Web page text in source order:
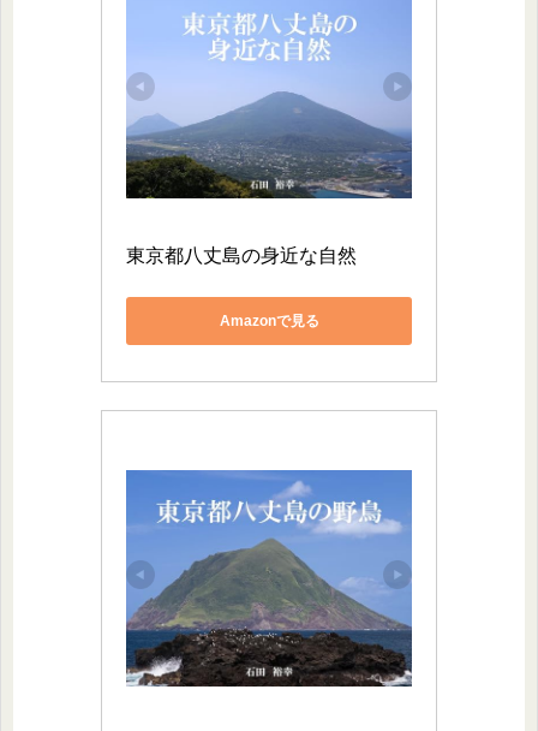
東京都八丈島の身近な自然
Amazonで見る